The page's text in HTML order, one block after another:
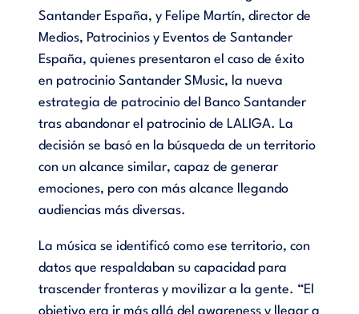
Santander España, y Felipe Martín, director de
Medios, Patrocinios y Eventos de Santander
España, quienes presentaron el caso de éxito
en patrocinio Santander SMusic, la nueva
estrategia de patrocinio del Banco Santander
tras abandonar el patrocinio de LALIGA. La
decisión se basó en la búsqueda de un territorio
con un alcance similar, capaz de generar
emociones, pero con más alcance llegando
audiencias más diversas.
La música se identificó como ese territorio, con
datos que respaldaban su capacidad para
trascender fronteras y movilizar a la gente. “El
objetivo era ir más allá del awareness y llegar a